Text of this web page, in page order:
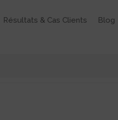
Résultats & Cas Clients Blog